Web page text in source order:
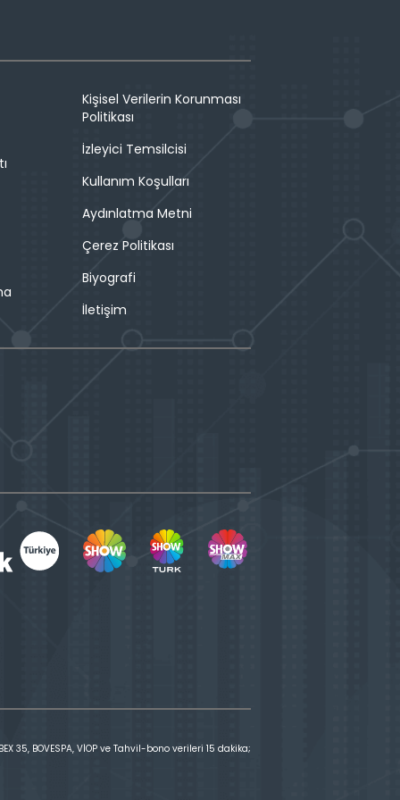
Kişisel Verilerin Korunması
Politikası
İzleyici Temsilcisi
Kullanım Koşulları
Aydınlatma Metni
Çerez Politikası
Biyografi
İletişim
35, BOVESPA, VİOP ve Tahvil-bono verileri 15 dakika;